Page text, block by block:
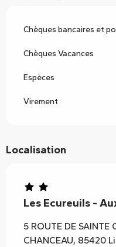
Chèques bancaires et
Chèques Vacances
Espèces
Virement
Localisation
Les Ecureuils -
5 ROUTE DE SAINTE
CHANCEAU, 85420